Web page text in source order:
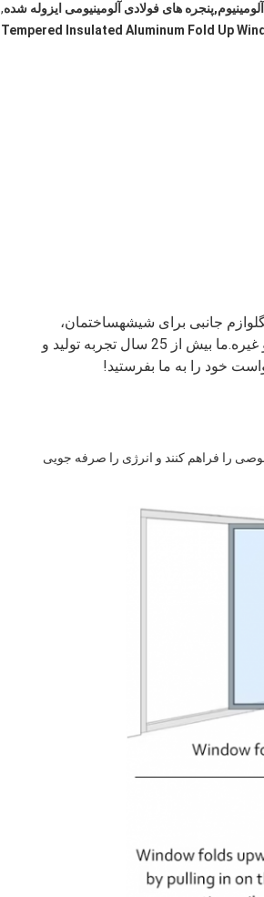
های فولادی آلومینیومی ایزوله شده,
Tempered Insulated Aluminum Fold Up
لوازم جانبی برای شیشهساختمان،
غیره.
ما بیش از 25 سال تجربه تولید و
را فراهم کنند و انرژی را صرفه جویی